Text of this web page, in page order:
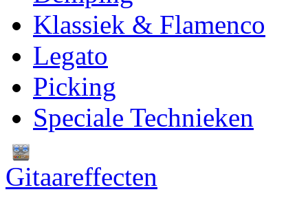
Klassiek & Flamenco
Legato
Picking
Speciale Technieken
Gitaareffecten